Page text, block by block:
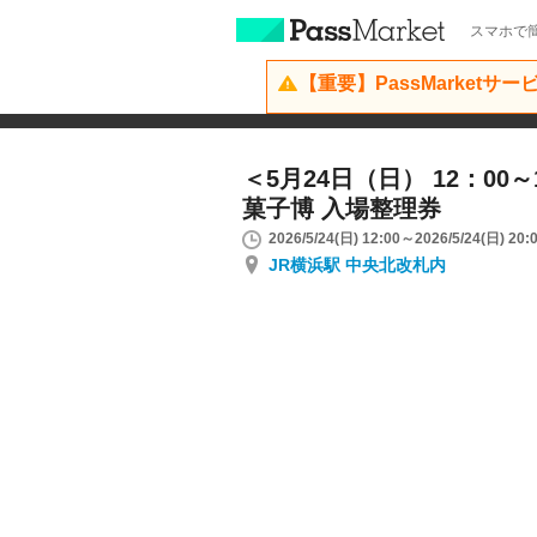
スマホで
【重要】PassMarketサー
＜5月24日（日） 12：00
菓子博 入場整理券
2026/5/24(日) 12:00～2026/5/24(日)
JR横浜駅 中央北改札内